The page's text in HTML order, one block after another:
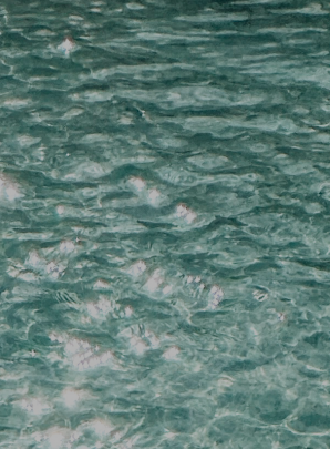
Añadir a la lista de deseos
SKU:20973
Categorías:esmaltes,UÑAS
Información adicional